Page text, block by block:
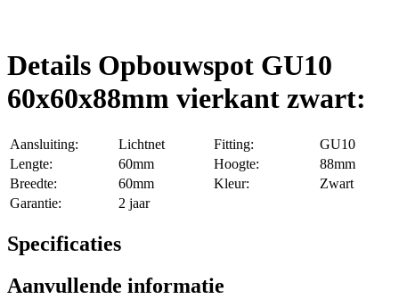
Details Opbouwspot GU10
60x60x88mm vierkant zwart:
Aansluiting: Lichtnet Fitting:
GU10
Lengte:
60mm Hoogte:
88mm
Breedte:
60mm Kleur:
Zwart
Garantie:
2 jaar
Specificaties
Aanvullende informatie